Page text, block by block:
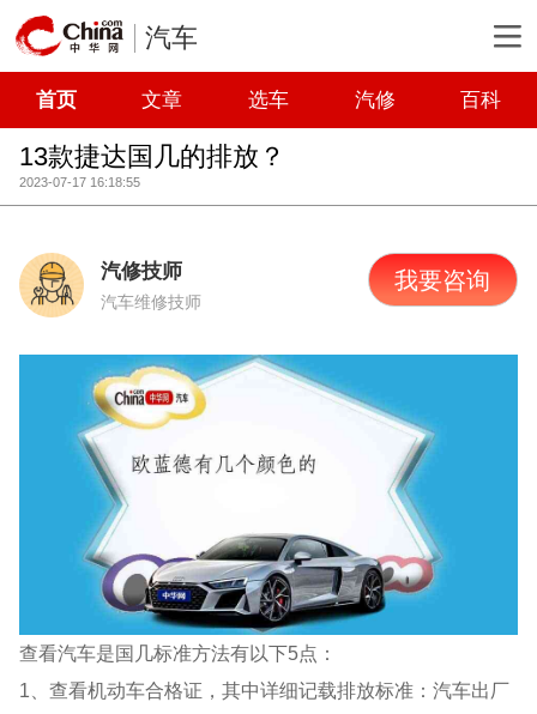
汽车
首页 文章 选车 汽修 百科
13款捷达国几的排放？
2023-07-17 16:18:55
汽修技师
汽车维修技师
我要咨询
查看汽车是国几标准方法有以下5点：
1、查看机动车合格证，其中详细记载排放标准：汽车出厂